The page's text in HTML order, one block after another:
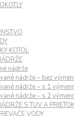
KOTOL
nádrže
nádrže – bez
nádrže – s 1
nádrže – s 2
S TUV A
VODY